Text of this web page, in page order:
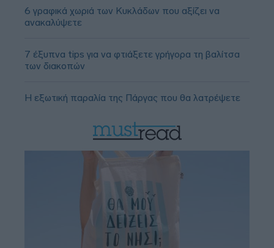
6 γραφικά χωριά των Κυκλάδων που αξίζει να
ανακαλύψετε
7 έξυπνα tips για να φτιάξετε γρήγορα τη βαλίτσα
των διακοπών
Η εξωτική παραλία της Πάργας που θα λατρέψετε